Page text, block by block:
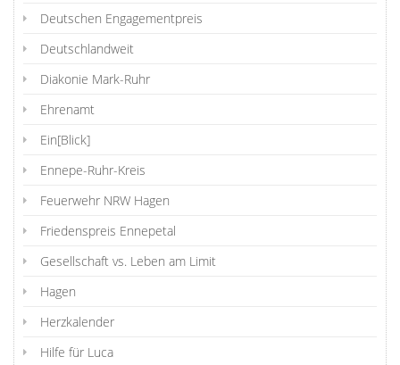
Deutschen Engagementpreis
Deutschlandweit
Diakonie Mark-Ruhr
Ehrenamt
Ein[Blick]
Ennepe-Ruhr-Kreis
Feuerwehr NRW Hagen
Friedenspreis Ennepetal
Gesellschaft vs. Leben am Limit
Hagen
Herzkalender
Hilfe für Luca